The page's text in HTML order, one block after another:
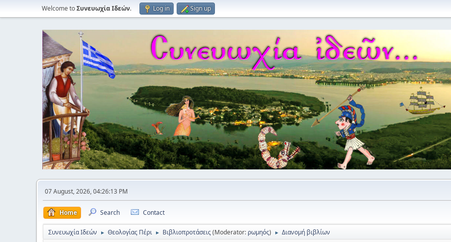
Welcome toΣυνευωχία Ιδεών. Log in Sign up
07 August, 2026, 04:26:13 PM
Home Search Contact
Συνευωχία Ιδεών ► Θεολογίας Πέρι ► Βιβλιοπροτάσεις(Moderator: ρωμηός) ► Διανομή βιβλίων